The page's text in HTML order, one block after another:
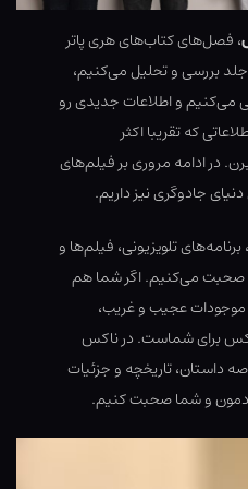
، فصل‌های کتاب‌های هری پاتر
جلد بررسی و تحلیل می‌کنیم،
می‌کنیم و اطلاعات جدیدی رو
که تقریبا اکثر
در ادامه مروری بر فیلم‌های
جادوگری نیز داریم.
تلویزیونی، فیلم‌ها و
صحبت می‌کنیم. اگر شما هم
موجودات عجیب و غریب،
برای شماست. در ناکس
داستان، تاریخچه و جزئیات
و شما صحبت کنیم.